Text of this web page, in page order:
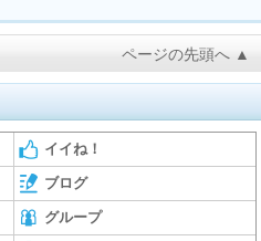
ページの先頭へ ▲
イイね！
ブログ
グループ